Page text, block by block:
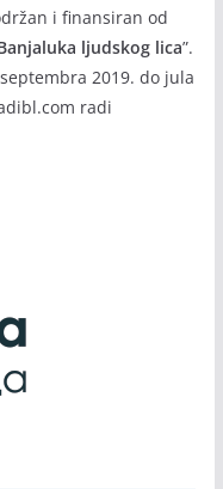
i finansiran od
ljudskog lica”.
2019. do jula
radi